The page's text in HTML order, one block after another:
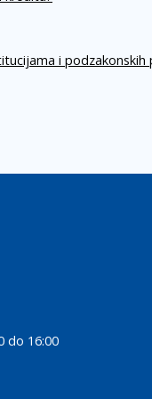
i
do 16:00